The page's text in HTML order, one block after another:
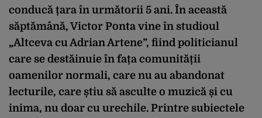
conducă țara în următorii 5 ani. În această
săptămână, Victor Ponta vine în studioul
„Altceva cu Adrian Artene”, fiind politicianul
care se destăinuie în fața comunității
oamenilor normali, care nu au abandonat
lecturile, care știu să asculte o muzică și cu
inima, nu doar cu urechile. Printre subiectele